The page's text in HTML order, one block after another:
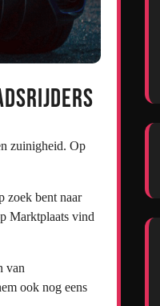
zuinigheid. Op
zoek bent naar
Marktplaats vind
van
ook nog eens